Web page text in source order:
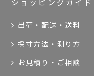
ショッピングガイド
出荷・配送・送料
採寸方法・測り方
お見積り・ご相談